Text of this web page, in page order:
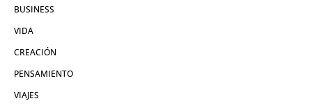
BUSINESS
VIDA
CREACIÓN
PENSAMIENTO
VIAJES